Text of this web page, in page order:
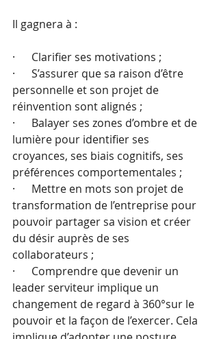
Il gagnera à :
·      Clarifier ses motivations ;
·      S’assurer que sa raison d’être
personnelle et son projet de
réinvention sont alignés ;
·      Balayer ses zones d’ombre et de
lumière pour identifier ses
croyances, ses biais cognitifs, ses
préférences comportementales ;
·      Mettre en mots son projet de
transformation de l’entreprise pour
pouvoir partager sa vision et créer
du désir auprès de ses
collaborateurs ;
·      Comprendre que devenir un
leader serviteur implique un
changement de regard à 360°sur le
pouvoir et la façon de l’exercer. Cela